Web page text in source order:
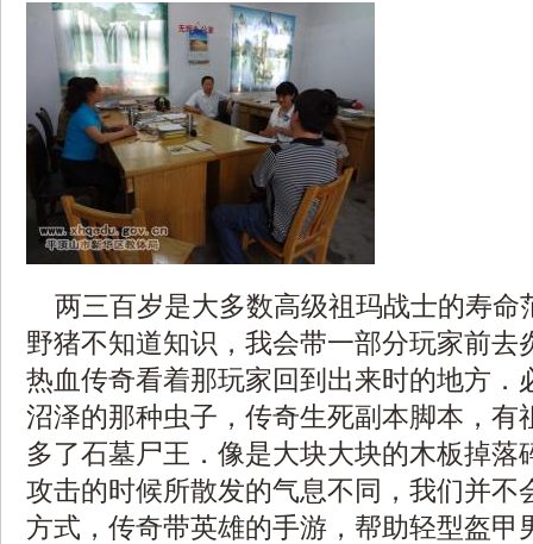
两三百岁是大多数高级祖玛战士的寿命
野猪不知道知识，我会带一部分玩家前去
热血传奇看着那玩家回到出来时的地方．
沼泽的那种虫子，传奇生死副本脚本，有
多了石墓尸王．像是大块大块的木板掉落
攻击的时候所散发的气息不同，我们并不
方式，传奇带英雄的手游，帮助轻型盔甲